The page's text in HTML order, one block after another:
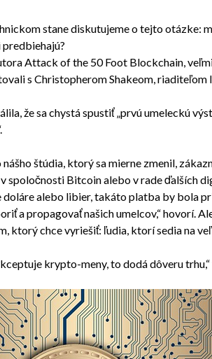
stane diskutujeme o tejto otázke:
predbiehajú?
Attack of the 50 Foot Blockchain,
s Christopherom Shakeom, riaditeľom
že sa chystá spustiť „prvú umeleckú
nášho štúdia, ktorý sa mierne zmenil,
spoločnosti Bitcoin alebo v rade ďalších
alebo libier, takáto platba by bola
a propagovať našich umelcov,“ hovorí.
ktorý chce vyriešiť: ľudia, ktorí sedia na
krypto-meny, to dodá dôveru trhu,“